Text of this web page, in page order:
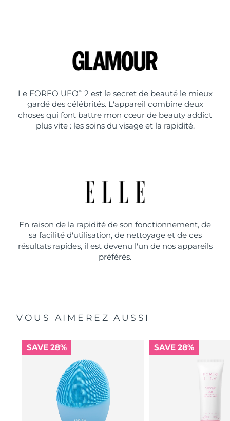
Le FOREO UFO TM2 est le secret de beauté le mieux
gardé des célébrités. L'appareil combine deux
choses qui font battre mon cœur de beauty addict
plus vite : les soins du visage et la rapidité.
En raison de la rapidité de son fonctionnement, de
sa facilité d'utilisation, de nettoyage et de ces
résultats rapides, il est devenu l'un de nos appareils
préférés.
VOUS AIMEREZ AUSSI
SAVE 28% SAVE 28%